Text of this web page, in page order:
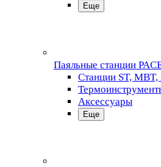
Еще
Паяльные станции
Станции ST, MBT,
Аксессуары
Еще